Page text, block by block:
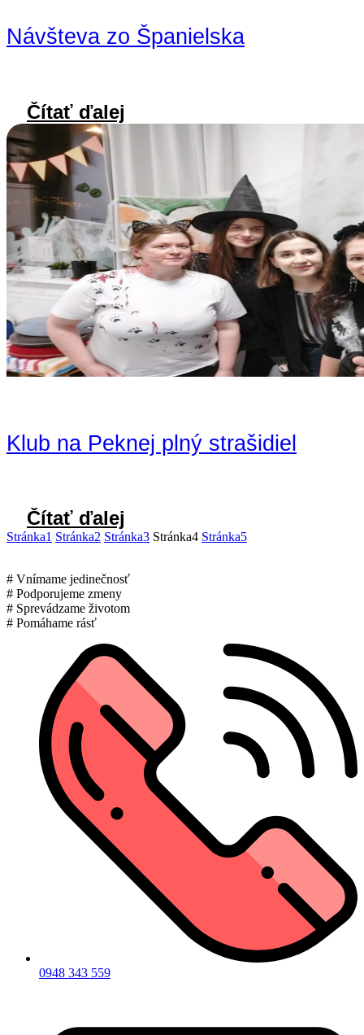
Návšteva zo Španielska
Čítať ďalej
Klub na Peknej plný strašidiel
Čítať ďalej
Stránka1 Stránka2 Stránka3 Stránka4 Stránka5
# Vnímame jedinečnosť
# Podporujeme zmeny
# Sprevádzame životom
# Pomáhame rásť
0948 343 559